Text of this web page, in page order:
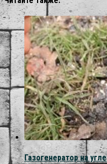
Газогенератор на угле